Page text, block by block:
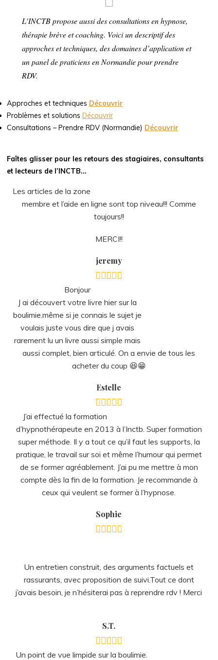
L’INCTB propose aussi des consultations en hypnose,
thérapie brève et coaching. Voici un descriptif des
approches et techniques, des domaines d’application et
un panel de praticiens en Normandie pour prendre
RDV.
Approches et techniques Découvrir
Problèmes et solutionsDécouvrir
Consultations – Prendre RDV (Normandie) Découvrir
Faîtes glisser pour les retours des stagiaires, consultants
et lecteurs de l’INCTB…
Les articles de la zone
membre et l’aide en ligne sont top niveau!!! Comme
toujours!!
MERCI!!
jeremy
Bonjour
J ai découvert votre livre hier sur la boulimie.même si je
connais le sujet je voulais juste vous dire que j avais
rarement lu un livre aussi simple mais aussi complet, bien
articulé. On a envie de tous les acheter du coup 😆😁
Estelle
J’ai effectué la formation
d’hypnothérapeute en 2013 à l’Inctb. Super formation
super méthode. Il y a tout ce qu’il faut les supports, la
pratique, le travail sur soi et même l’humour qui permet
de se former agréablement. J’ai pu me mettre à mon
compte dès la fin de la formation. Je recommande à
ceux qui veulent se former à l’hypnose.
Sophie
j’avais besoin, je n’hésiterai pas à reprendre rdv ! Merci
S.T.
Un point de vue limpide sur la boulimie.
C’est un peu vexant de se découvrir dans un livre 🙂
(ancienne boulimique), mais tellement utile! Modèle très